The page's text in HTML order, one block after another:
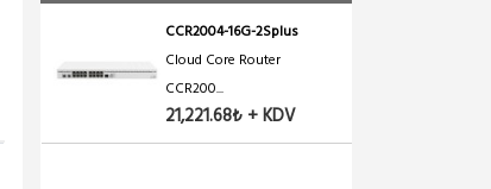
CCR2004-16G-2Splus
Cloud Core Router
CCR200...
21,221.68₺ + KDV